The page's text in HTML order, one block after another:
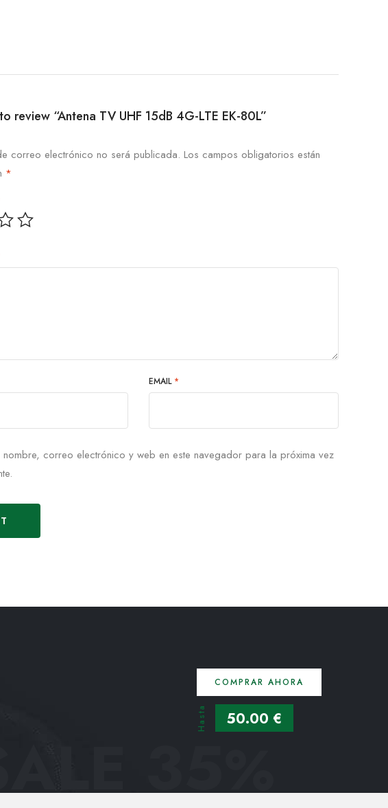
review “Antena TV UHF 15dB 4G-LTE EK-80L”
correo electrónico no será publicada. Los campos obligatorios están
*
EMAIL *
nombre, correo electrónico y web en este navegador para la próxima vez
COMPRAR AHORA
Hasta 50.00 €
35%